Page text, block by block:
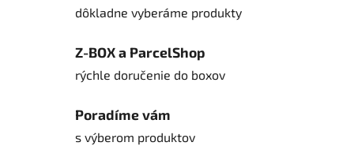
dôkladne vyberáme produkty
Z-BOX a ParcelShop
rýchle doručenie do boxov
Poradíme vám
s výberom produktov